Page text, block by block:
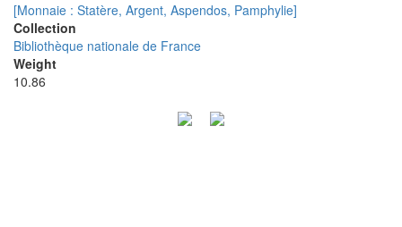
[Monnaie : Statère, Argent, Aspendos, Pamphylie]
Collection
Bibliothèque nationale de France
Weight
10.86